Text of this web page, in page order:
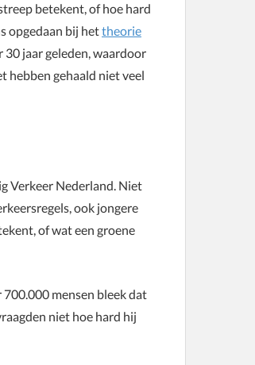
betekent, of hoe hard
opgedaan bij hettheorie
jaar geleden, waardoor
hebben gehaald niet veel
Verkeer Nederland. Niet
ook jongere
of wat een groene
mensen bleek dat
niet hoe hard hij